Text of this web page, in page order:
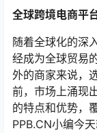
全球跨境电商平
随着全球化的深
经成为全球贸易
外的商家来说，
前，市场上涌现
的特点和优势，
PPB.CN小编今